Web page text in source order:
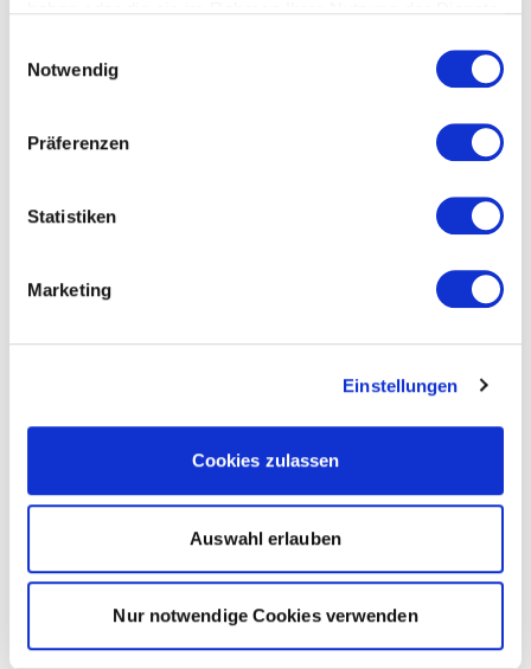
Cookies, wenn Sie unsere Webseite weiterhin nutzen.
Notwendig
Präferenzen
Statistiken
Marketing
Einstellungen
Cookies zulassen
Auswahl erlauben
Nur notwendige Cookies verwenden